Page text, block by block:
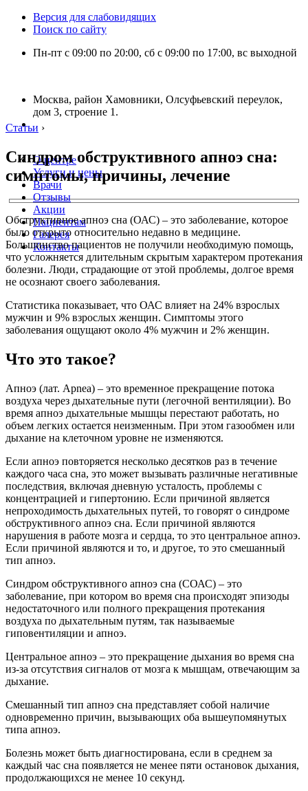
Версия для слабовидящих
Поиск по сайту
Пн-пт с 09:00 по 20:00, сб с 09:00 по 17:00, вс выходной
Москва, район Хамовники, Олсуфьевский переулок,
дом 3, строение 1.
О центре
Услуги и цены
Врачи
Отзывы
Акции
Пациентам
Галерея
Контакты
Статьи ›
Синдром обструктивного апноэ сна:
симптомы, причины, лечение
Обструктивное апноэ сна (ОАС) – это заболевание, которое
было открыто относительно недавно в медицине.
Большинство пациентов не получили необходимую помощь,
что усложняется длительным скрытым характером протекания
болезни. Люди, страдающие от этой проблемы, долгое время
не осознают своего заболевания.
Статистика показывает, что ОАС влияет на 24% взрослых
мужчин и 9% взрослых женщин. Симптомы этого
заболевания ощущают около 4% мужчин и 2% женщин.
Что это такое?
Апноэ (лат. Аpnea) – это временное прекращение потока
воздуха через дыхательные пути (легочной вентиляции). Во
время апноэ дыхательные мышцы перестают работать, но
объем легких остается неизменным. При этом газообмен или
дыхание на клеточном уровне не изменяются.
Если апноэ повторяется несколько десятков раз в течение
каждого часа сна, это может вызывать различные негативные
последствия, включая дневную усталость, проблемы с
концентрацией и гипертонию. Если причиной является
непроходимость дыхательных путей, то говорят о синдроме
обструктивного апноэ сна. Если причиной являются
нарушения в работе мозга и сердца, то это центральное апноэ.
Если причиной являются и то, и другое, то это смешанный
тип апноэ.
Синдром обструктивного апноэ сна (СОАС) – это
заболевание, при котором во время сна происходят эпизоды
недостаточного или полного прекращения протекания
воздуха по дыхательным путям, так называемые
гиповентиляции и апноэ.
Центральное апноэ – это прекращение дыхания во время сна
из-за отсутствия сигналов от мозга к мышцам, отвечающим за
дыхание.
Смешанный тип апноэ сна представляет собой наличие
одновременно причин, вызывающих оба вышеупомянутых
типа апноэ.
Болезнь может быть диагностирована, если в среднем за
каждый час сна появляется не менее пяти остановок дыхания,
продолжающихся не менее 10 секунд.